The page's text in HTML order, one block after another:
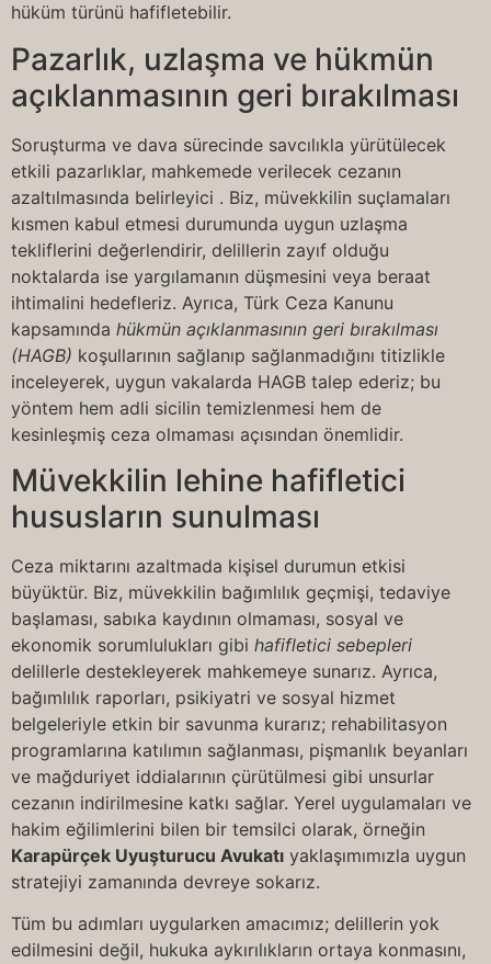
hüküm türünü hafifletebilir.
Pazarlık, uzlaşma ve hükmün
açıklanmasının geri bırakılması
Soruşturma ve dava sürecinde savcılıkla yürütülecek
etkili pazarlıklar, mahkemede verilecek cezanın
azaltılmasında belirleyici . Biz, müvekkilin suçlamaları
kısmen kabul etmesi durumunda uygun uzlaşma
tekliflerini değerlendirir, delillerin zayıf olduğu
noktalarda ise yargılamanın düşmesini veya beraat
ihtimalini hedefleriz. Ayrıca, Türk Ceza Kanunu
kapsamında hükmün açıklanmasının geri bırakılması
(HAGB) koşullarının sağlanıp sağlanmadığını titizlikle
inceleyerek, uygun vakalarda HAGB talep ederiz; bu
yöntem hem adli sicilin temizlenmesi hem de
kesinleşmiş ceza olmaması açısından önemlidir.
Müvekkilin lehine hafifletici
hususların sunulması
Ceza miktarını azaltmada kişisel durumun etkisi
büyüktür. Biz, müvekkilin bağımlılık geçmişi, tedaviye
başlaması, sabıka kaydının olmaması, sosyal ve
ekonomik sorumlulukları gibi hafifletici sebepleri
delillerle destekleyerek mahkemeye sunarız. Ayrıca,
bağımlılık raporları, psikiyatri ve sosyal hizmet
belgeleriyle etkin bir savunma kurarız; rehabilitasyon
programlarına katılımın sağlanması, pişmanlık beyanları
ve mağduriyet iddialarının çürütülmesi gibi unsurlar
cezanın indirilmesine katkı sağlar. Yerel uygulamaları ve
hakim eğilimlerini bilen bir temsilci olarak, örneğin
Karapürçek Uyuşturucu Avukatı yaklaşımımızla uygun
stratejiyi zamanında devreye sokarız.
Tüm bu adımları uygularken amacımız; delillerin yok
edilmesini değil, hukuka aykırılıkların ortaya konmasını,